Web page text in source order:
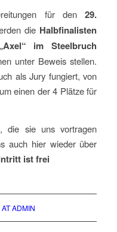
für den29.
die Halbfinalisten
im Steelbruch
unter Beweis stellen.
als Jury fungiert, von
einen der 4 Plätze für
die sie uns vortragen
auch hier wieder über
ist frei
AT ADMIN